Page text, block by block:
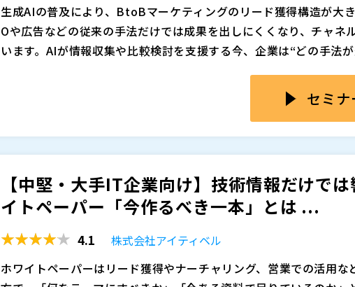
ち切るための実践的なアクションプランを解説します。
ードを渡す」ことで責任を果たしたつもりでも、500件のリードが
で急減する構造からは抜け出せません。 本講演では、累計400開
Bウェビナーを支援してきた知見をもとに、リードと商談の間に「
ことで、商談化率10%→25%、受注率5%→15%を実現する具体的
株式会社デボノ 栗山 知之
「せっかく工数をかけてホワイトペーパーを作ったのに、商談に繋
も、こうした手応えのなさを感じているマーケティング担当者は多
か。 こうした成果が中々出にくい状況が続くと、継続的な運用自体
ケースも多く見られます。 本パートでは、ホワイトペーパーが商
「すでに手元にあるリスト（過去失注・休眠リード）から、追加
イトへの再訪データは飛んでくるが、営業が動いてくれず放置さ
題を抱えていませんか？
を増やすことではなく、BOFU（商談層）から逆算して既存資産を
スコアリングに頼らない「3つの条件」による売れる予兆の捉え方
生成AIの普及により、BtoBマーケティングのリード獲得構造が大
Oや広告などの従来の手法だけでは成果を出しにくくなり、チャネ
います。AIが情報収集や比較検討を支援する今、企業は“どの手法
かし、チャネルごとにコストやリソース、得られるリードの質が異
最適解を見出しにくい状況です。その結果、マーケ担当者は限られ
考える機会を提供します。
マジセミ株式会社（）
マジセミ株式会社（
）
セミナ
【中堅・大手IT企業向け】技術情報だけで
イトペーパー「今作るべき一本」とは ...
4.1
株式会社アイティベル
ホワイトペーパーはリード獲得やナーチャリング、営業での活用な